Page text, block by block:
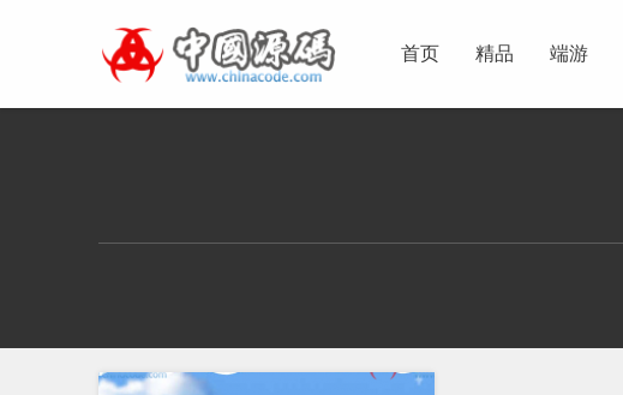
首页 精品 端游